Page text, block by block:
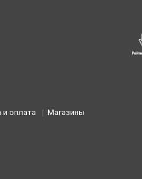
и оплата
Магазины